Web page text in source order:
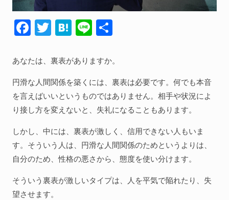
退職関連
衣食住
生き方
気づき
WordPress
Webその他
F
e
b
o
o
T
itt
er
H
e
n
a
Li
e
あなたは、裏表がありますか。
円滑な人間関係を築くには、裏表は必要です。何でも本音
を言えばいいというものではありません。相手や状況によ
り接し方を変えないと、失礼になることもあります。
しかし、中には、裏表が激しく、信用できない人もいま
す。そういう人は、円滑な人間関係のためというよりは、
自分のため、性格の悪さから、態度を使い分けます。
そういう裏表が激しいタイプは、人を平気で陥れたり、失
望させます。